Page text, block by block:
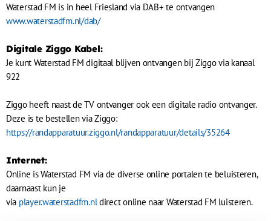
Waterstad FM is in heel Friesland via DAB+ te ontvangen
www.waterstadfm.nl/dab/
Digitale Ziggo Kabel:
Je kunt Waterstad FM digitaal blijven ontvangen bij Ziggo via kanaal
922
Ziggo heeft naast de TV ontvanger ook een digitale radio ontvanger.
Deze is te bestellen via Ziggo:
https://randapparatuur.ziggo.nl/randapparatuur/details/35264
Internet:
Online is Waterstad FM via de diverse online portalen te beluisteren,
daarnaast kun je
via player.waterstadfm.nl direct online naar Waterstad FM luisteren.